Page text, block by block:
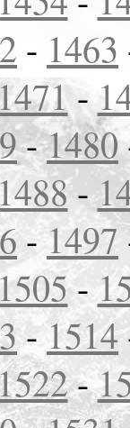
- 1463
-
-1480
1488-
-1497
1505-
-1514
-